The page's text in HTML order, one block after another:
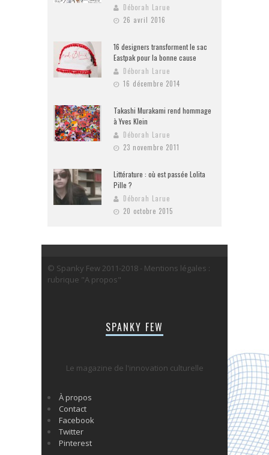
Déborah Larue
26 avril 2016
16 designers transforment le sac
Eastpak pour la bonne cause
Déborah Larue
16 décembre 2014
Takashi Murakami rend hommage
à Yves Klein
Déborah Larue
23 novembre 2011
Littérature : où est passée Lolita
Pille ?
Déborah Larue
20 octobre 2015
© Spanky Few 2011-2018 - Mentions légales :
rubrique "A propos"
SPANKY FEW
Le magazine de l'innovation culturelle
À propos
Contact
Facebook
Twitter
Pinterest